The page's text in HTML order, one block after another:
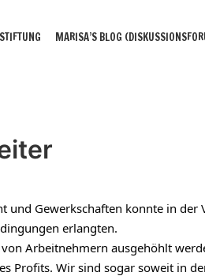
MARISA’S BLOG
und Gewerkschaften konnte in
erlangten.
Arbeitnehmern ausgehöhlt
Profits. Wir sind sogar soweit in